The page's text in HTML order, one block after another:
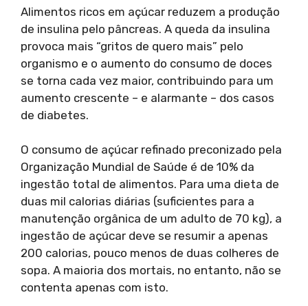
Alimentos ricos em açúcar reduzem a produção
de insulina pelo pâncreas. A queda da insulina
provoca mais “gritos de quero mais” pelo
organismo e o aumento do consumo de doces
se torna cada vez maior, contribuindo para um
aumento crescente – e alarmante – dos casos
de diabetes.
O consumo de açúcar refinado preconizado pela
Organização Mundial de Saúde é de 10% da
ingestão total de alimentos. Para uma dieta de
duas mil calorias diárias (suficientes para a
manutenção orgânica de um adulto de 70 kg), a
ingestão de açúcar deve se resumir a apenas
200 calorias, pouco menos de duas colheres de
sopa. A maioria dos mortais, no entanto, não se
contenta apenas com isto.